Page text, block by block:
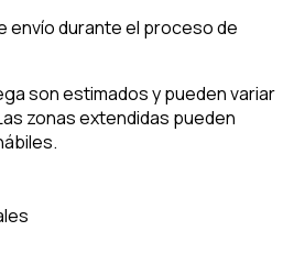
envío durante el proceso de
son estimados y pueden variar
zonas extendidas pueden